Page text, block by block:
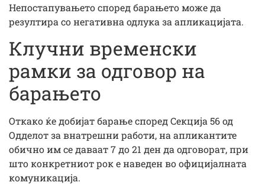
Непостапувањето според барањето може да
резултира со негативна одлука за апликацијата.
Клучни временски
рамки за одговор на
барањето
Откако ќе добијат барање според Секција 56 од
Одделот за внатрешни работи, на апликантите
обично им се даваат 7 до 21 ден да одговорат, при
што конкретниот рок е наведен во официјалната
комуникација.